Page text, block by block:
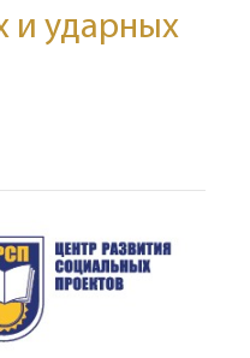
и ударных